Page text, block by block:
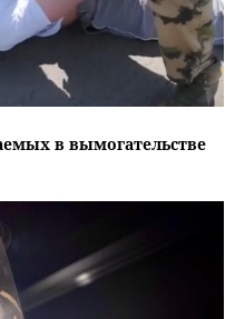
в вымогательстве